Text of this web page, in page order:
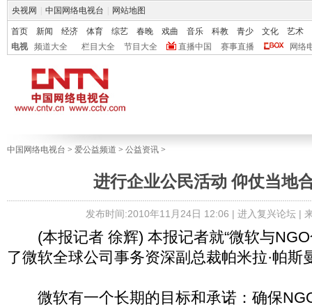
央视网 中国网络电视台 网站地图
首页 新闻 经济 体育 综艺 春晚 戏曲 音乐 科教 青少 文化
艺术
电视
频道大全 栏目大全 节目大全 直播中国 赛事直播 网络
中国网络电视台 > 爱公益频道 > 公益资讯 >
进行企业公民活动 仰仗当地
发布时间:2010年11月24日 12:06 | 进入复兴论坛|
(本报记者 徐辉) 本报记者就“微软与NGO
了微软全球公司事务资深副总裁帕米拉·帕斯
微软有一个长期的目标和承诺：确保